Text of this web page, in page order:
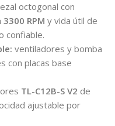
octogonal con
3300 RPM y vida útil de
confiable.
ventiladores y bomba
con placas base
TL-C12B-S V2 de
ajustable por